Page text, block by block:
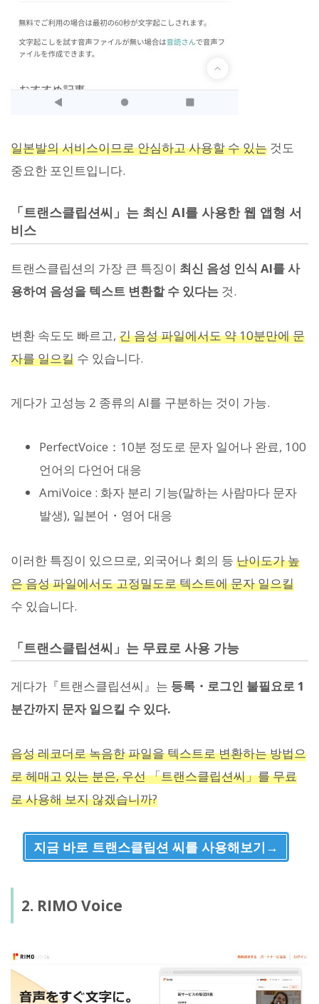
일본발의 서비스이므로 안심하고 사용할 수 있는 것도
중요한 포인트입니다.
「트랜스클립션씨」는 최신 AI를 사용한 웹 앱형 서
비스
트랜스클립션의 가장 큰 특징이 최신 음성 인식 AI를 사
용하여 음성을 텍스트 변환할 수 있다는 것.
변환 속도도 빠르고, 긴 음성 파일에서도 약 10분만에 문
자를 일으킬 수 있습니다.
게다가 고성능 2 종류의 AI를 구분하는 것이 가능.
PerfectVoice：10분 정도로 문자 일어나 완료, 100
언어의 다언어 대응
AmiVoice : 화자 분리 기능(말하는 사람마다 문자
발생), 일본어・영어 대응
이러한 특징이 있으므로, 외국어나 회의 등 난이도가 높
은 음성 파일에서도 고정밀도로 텍스트에 문자 일으킬
수 있습니다.
「트랜스클립션씨」는 무료로 사용 가능
게다가『트랜스클립션씨』는 등록・로그인 불필요로 1
분간까지 문자 일으킬 수 있다.
음성 레코더로 녹음한 파일을 텍스트로 변환하는 방법으
로 헤매고 있는 분은, 우선 「트랜스클립션씨」를 무료
로 사용해 보지 않겠습니까?
지금 바로 트랜스클립션 씨를 사용해보기→
2. RIMO Voice